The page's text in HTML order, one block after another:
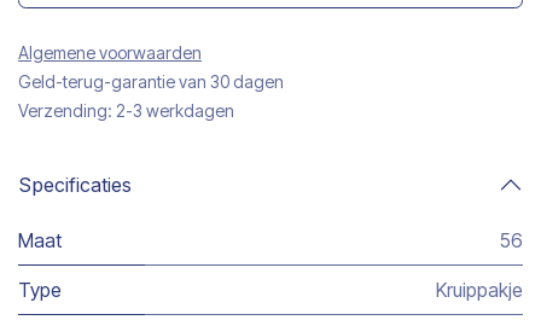
Algemene voorwaarden
Geld-terug-garantie van 30 dagen
Verzending: 2-3 werkdagen
Specificaties
Maat 56
Type Kruippakje